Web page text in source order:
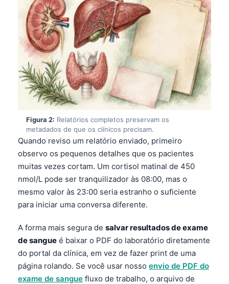
Figura 2: Relatórios completos preservam os
metadados de que os clínicos precisam.
Quando reviso um relatório enviado, primeiro
observo os pequenos detalhes que os pacientes
muitas vezes cortam. Um cortisol matinal de 450
nmol/L pode ser tranquilizador às 08:00, mas o
mesmo valor às 23:00 seria estranho o suficiente
para iniciar uma conversa diferente.
A forma mais segura de salvar resultados de exame
de sangue é baixar o PDF do laboratório diretamente
do portal da clínica, em vez de fazer print de uma
página rolando. Se você usar nosso envio de PDF do
exame de sangue fluxo de trabalho, o arquivo de